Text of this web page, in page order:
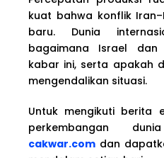
kuat bahwa konflik
baru. Dunia
bagaimana Israel dan
kabar ini, serta apakah
mengendalikan situasi.
Untuk mengikuti berita
perkembangan
cakwar.com dan